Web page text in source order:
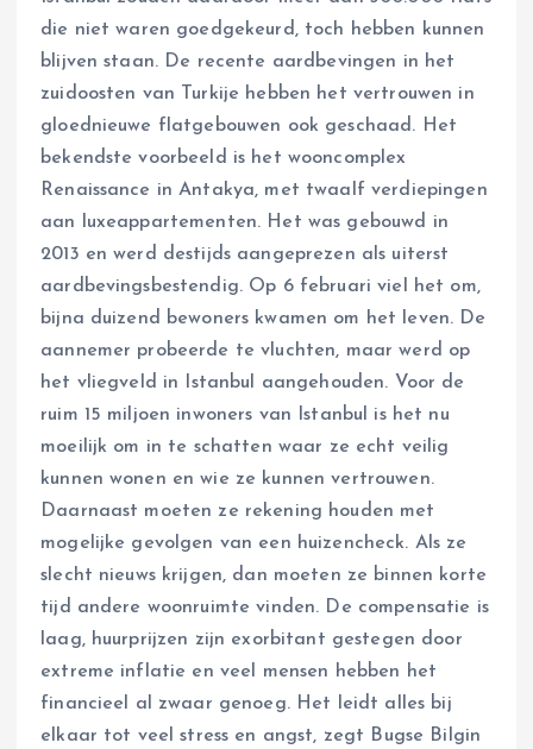
die niet waren goedgekeurd, toch hebben kunnen
blijven staan. De recente aardbevingen in het
zuidoosten van Turkije hebben het vertrouwen in
gloednieuwe flatgebouwen ook geschaad. Het
bekendste voorbeeld is het wooncomplex
Renaissance in Antakya, met twaalf verdiepingen
aan luxeappartementen. Het was gebouwd in
2013 en werd destijds aangeprezen als uiterst
aardbevingsbestendig. Op 6 februari viel het om,
bijna duizend bewoners kwamen om het leven. De
aannemer probeerde te vluchten, maar werd op
het vliegveld in Istanbul aangehouden. Voor de
ruim 15 miljoen inwoners van Istanbul is het nu
moeilijk om in te schatten waar ze echt veilig
kunnen wonen en wie ze kunnen vertrouwen.
Daarnaast moeten ze rekening houden met
mogelijke gevolgen van een huizencheck. Als ze
slecht nieuws krijgen, dan moeten ze binnen korte
tijd andere woonruimte vinden. De compensatie is
laag, huurprijzen zijn exorbitant gestegen door
extreme inflatie en veel mensen hebben het
financieel al zwaar genoeg. Het leidt alles bij
elkaar tot veel stress en angst, zegt Bugse Bilgin